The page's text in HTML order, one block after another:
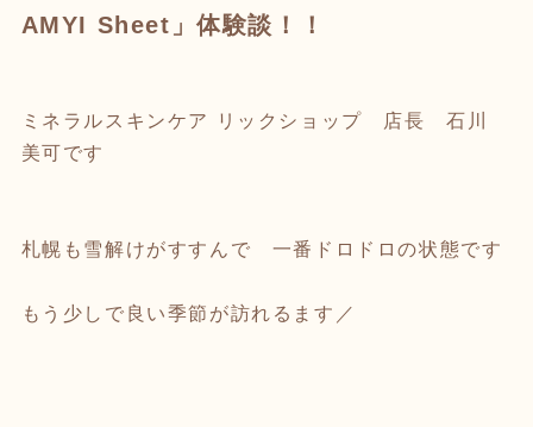
AMYI Sheet」体験談！！
ミネラルスキンケア リックショップ 店長 石川
美可です
札幌も雪解けがすすんで 一番ドロドロの状態です
もう少しで良い季節が訪れるます／